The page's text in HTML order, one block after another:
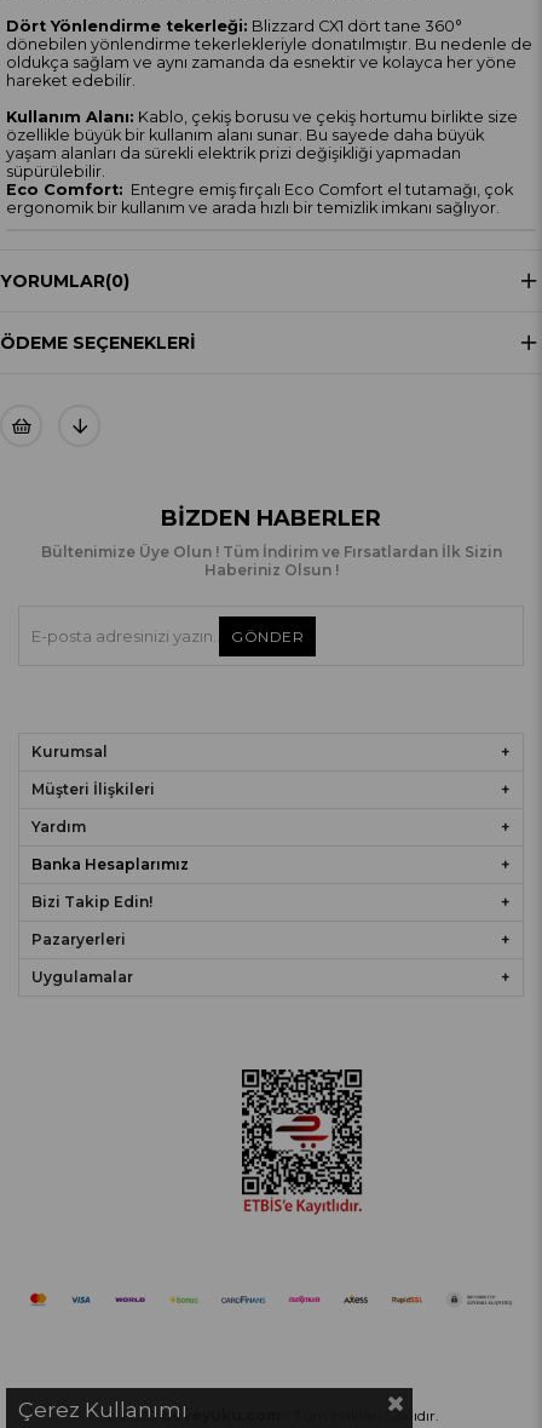
Dört Yönlendirme tekerleği: Blizzard CX1 dört tane 360°
dönebilen yönlendirme tekerlekleriyle donatılmıştır. Bu nedenle de
oldukça sağlam ve aynı zamanda da esnektir ve kolayca her yöne
hareket edebilir.
Kullanım Alanı: Kablo, çekiş borusu ve çekiş hortumu birlikte size
özellikle büyük bir kullanım alanı sunar. Bu sayede daha büyük
yaşam alanları da sürekli elektrik prizi değişikliği yapmadan
süpürülebilir.
Eco Comfort: Entegre emiş fırçalı Eco Comfort el tutamağı, çok
ergonomik bir kullanım ve arada hızlı bir temizlik imkanı sağlıyor.
YORUMLAR(0)
ÖDEME SEÇENEKLERI
BIZDEN HABERLER
Bültenimize Üye Olun ! Tüm İndirim ve Fırsatlardan İlk Sizin
Haberiniz Olsun !
GÖNDER
Kurumsal
Müşteri İlişkileri
Yardım
Banka Hesaplarımız
Bizi Takip Edin!
Pazaryerleri
Uygulamalar
© 2022deveyuku.com - Tüm Hakları Saklıdır.
Çerez Kullanımı